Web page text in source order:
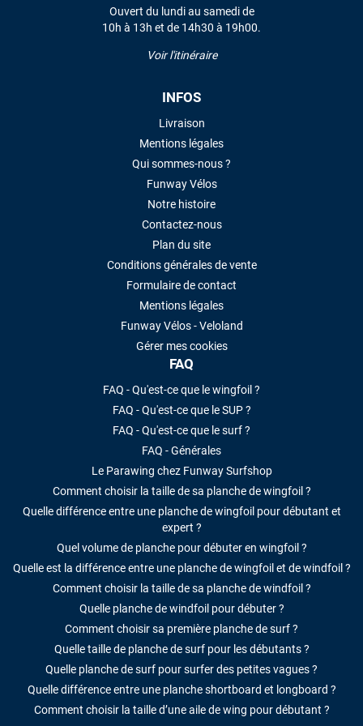
Ouvert du lundi au samedi de
10h à 13h et de 14h30 à 19h00.
Voir l'itinéraire
INFOS
Livraison
Mentions légales
Qui sommes-nous ?
Funway Vélos
Notre histoire
Contactez-nous
Plan du site
Conditions générales de vente
Formulaire de contact
Mentions légales
Funway Vélos - Veloland
Gérer mes cookies
FAQ
FAQ - Qu'est-ce que le wingfoil ?
FAQ - Qu'est-ce que le SUP ?
FAQ - Qu'est-ce que le surf ?
FAQ - Générales
Le Parawing chez Funway Surfshop
Comment choisir la taille de sa planche de wingfoil ?
Quelle différence entre une planche de wingfoil pour débutant et
expert ?
Quel volume de planche pour débuter en wingfoil ?
Quelle est la différence entre une planche de wingfoil et de windfoil ?
Comment choisir la taille de sa planche de windfoil ?
Quelle planche de windfoil pour débuter ?
Comment choisir sa première planche de surf ?
Quelle taille de planche de surf pour les débutants ?
Quelle planche de surf pour surfer des petites vagues ?
Quelle différence entre une planche shortboard et longboard ?
Comment choisir la taille d’une aile de wing pour débutant ?